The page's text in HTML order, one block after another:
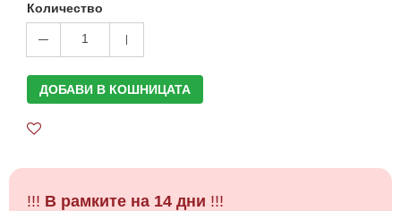
Количество
1
ДОБАВИ В КОШНИЦАТА
!!! В рамките на 14 дни !!!